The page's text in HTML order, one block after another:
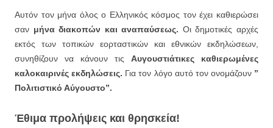
Αυτόν τον μήνα όλος ο Ελληνικός κόσμος τον έχει καθιερώσει
σαν μήνα διακοπών και αναπαύσεως. Οι δημοτικές αρχές
εκτός των τοπικών εορταστικών και εθνικών εκδηλώσεων,
συνηθίζουν να κάνουν τις Αυγουστιάτικες καθιερωμένες
καλοκαιρινές εκδηλώσεις. Για τον λόγο αυτό τον ονομάζουν”
Πολιτιστικό Αύγουστο”.
Έθιμα προλήψεις και θρησκεία!